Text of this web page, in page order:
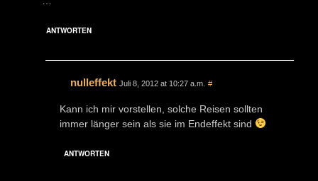
ANTWORTEN
nulleffekt Juli 8, 2012 at 10:27 a.m. #
Kann ich mir vorstellen, solche Reisen sollten
immer länger sein als sie im Endeffekt sind
ANTWORTEN